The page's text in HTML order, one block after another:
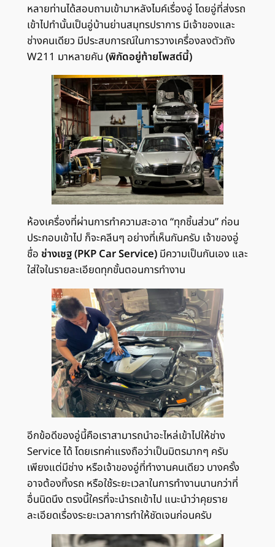
หลายท่านได้สอบถามเข้ามาหลังไมค์เรื่องอู่ โดยอู่ที่ส่งรถ
เข้าไปทำนั้นเป็นอู่บ้านย่านสมุทรปราการ มีเจ้าของและ
ช่างคนเดียว มีประสบการณ์ในการวางเครื่องลงตัวถัง
W211 มาหลายคัน(พิกัดอยู่ท้ายโพสต์นี้)
ห้องเครื่องที่ผ่านการทำความสะอาด “ทุกชิ้นส่วน” ก่อน
ประกอบเข้าไป ก็จะคลีนๆ อย่างที่เห็นกันครับ เจ้าของอู่
ชื่อ ช่างเชฐ (PKP Car Service)มีความเป็นกันเอง และ
ใส่ใจในรายละเอียดทุกขั้นตอนการทำงาน
อีกข้อดีของอู่นี้คือเราสามารถนำอะไหล่เข้าไปให้ช่าง
Service ได้ โดยเรทค่าแรงถือว่าเป็นมิตรมากๆ ครับ
เพียงแต่มีช่าง หรือเจ้าของอู่ที่ทำงานคนเดียว บางครั้ง
อาจต้องทิ้งรถ หรือใช้ระยะเวลาในการทำงานนานกว่าที่
อื่นนิดนึง ตรงนี้ใครที่จะนำรถเข้าไป แนะนำว่าคุยราย
ละเอียดเรื่องระยะเวลาการทำให้ชัดเจนก่อนครับ